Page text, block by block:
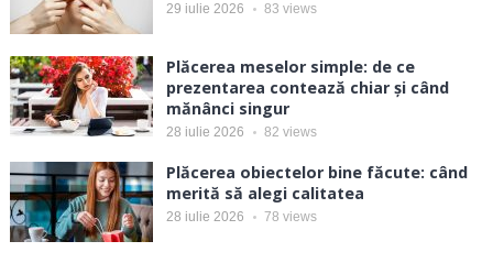
29 iulie 2026 83 views
Plăcerea meselor simple: de ce
prezentarea contează chiar și când
mănânci singur
28 iulie 2026 82 views
Plăcerea obiectelor bine făcute: când
merită să alegi calitatea
28 iulie 2026 78 views